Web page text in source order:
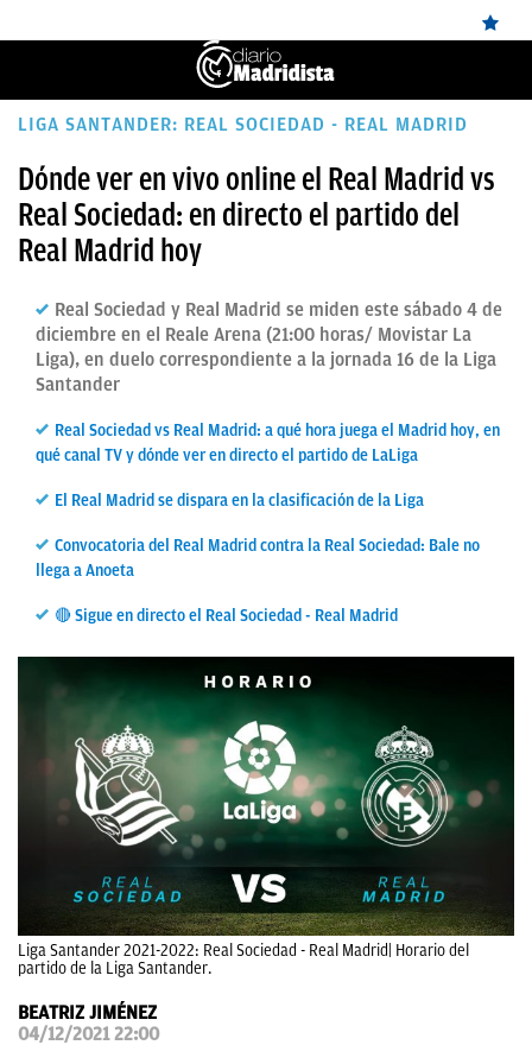
ÚLTIMAS
NOTICIAS
REAL
MADRID
CANTERA
FICHAJES
DIRECTO
OKDIARIO
LIGA SANTANDER: REAL SOCIEDAD - REAL MADRID
Dónde ver en vivo online el Real Madrid vs
Real Sociedad: en directo el partido del
Real Madrid hoy
Real Sociedad y Real Madrid se miden este sábado 4 de
diciembre en el Reale Arena (21:00 horas/ Movistar La
Liga), en duelo correspondiente a la jornada 16 de la Liga
Santander
Real Sociedad vs Real Madrid: a qué hora juega el Madrid hoy, en
qué canal TV y dónde ver en directo el partido de LaLiga
El Real Madrid se dispara en la clasificación de la Liga
Convocatoria del Real Madrid contra la Real Sociedad: Bale no
llega a Anoeta
🔴 Sigue en directo el Real Sociedad - Real Madrid
Liga Santander 2021-2022: Real Sociedad - Real Madrid| Horario del
partido de la Liga Santander.
BEATRIZ JIMÉNEZ
04/12/2021 22:00